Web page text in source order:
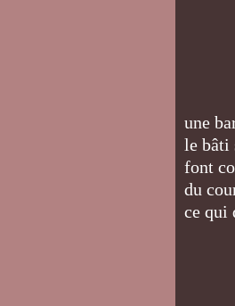
une
le bâti
font
du
ce qui